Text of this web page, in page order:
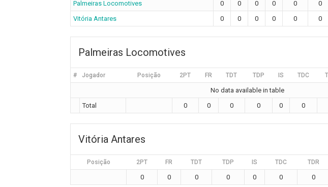
Palmeiras Locomotives 0 0 0 0 0 0
Vitória Antares
0 0 0 0 0 0
Palmeiras Locomotives
# Jogador Posição 2PT FR TDT TDP IS TDC
No data available in table
Total
0 0 0 0 0 0
Vitória Antares
Posição 2PT FR TDT TDP IS TDC TDR
0 0 0 0 0 0 0